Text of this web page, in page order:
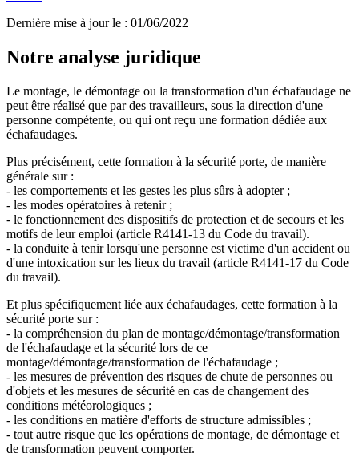
Dernière mise à jour le : 01/06/2022
Notre analyse juridique
Le montage, le démontage ou la transformation d'un échafaudage ne
peut être réalisé que par des travailleurs, sous la direction d'une
personne compétente, ou qui ont reçu une formation dédiée aux
échafaudages.
Plus précisément, cette formation à la sécurité porte, de manière
générale sur :
- les comportements et les gestes les plus sûrs à adopter ;
- les modes opératoires à retenir ;
- le fonctionnement des dispositifs de protection et de secours et les
motifs de leur emploi (article R4141-13 du Code du travail).
- la conduite à tenir lorsqu'une personne est victime d'un accident ou
d'une intoxication sur les lieux du travail (article R4141-17 du Code
du travail).
Et plus spécifiquement liée aux échafaudages, cette formation à la
sécurité porte sur :
- la compréhension du plan de montage/démontage/transformation
de l'échafaudage et la sécurité lors de ce
montage/démontage/transformation de l'échafaudage ;
- les mesures de prévention des risques de chute de personnes ou
d'objets et les mesures de sécurité en cas de changement des
conditions météorologiques ;
- les conditions en matière d'efforts de structure admissibles ;
- tout autre risque que les opérations de montage, de démontage et
de transformation peuvent comporter.